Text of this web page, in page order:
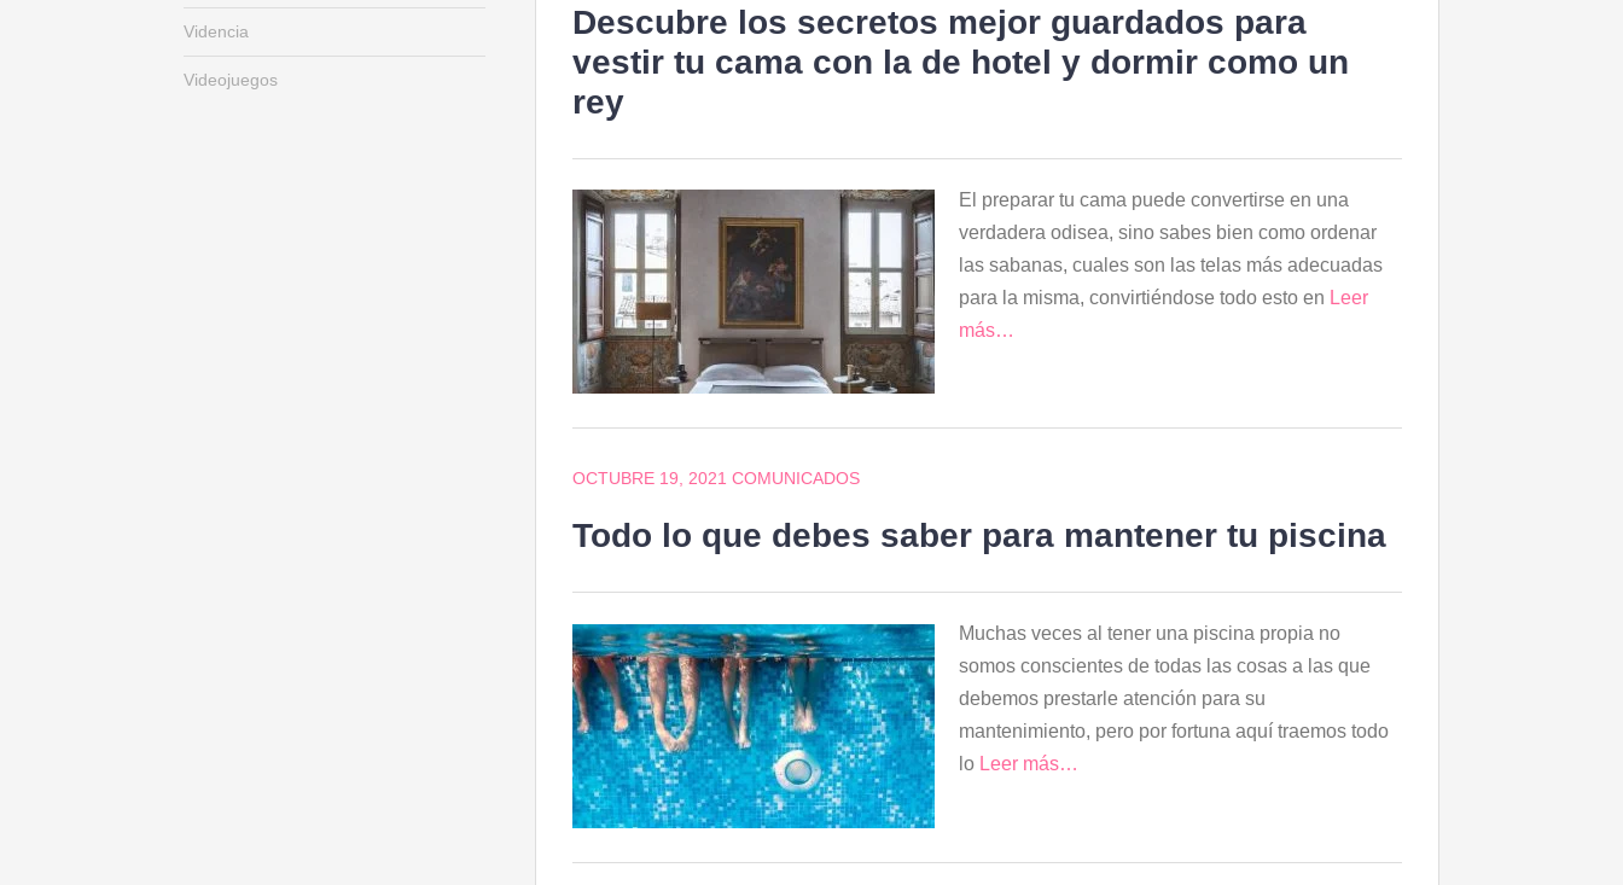
Descubre los secretos mejor guardados para
vestir tu cama con la de hotel y dormir como un
rey
El preparar tu cama puede convertirse en una
verdadera odisea, sino sabes bien como ordenar
las sabanas, cuales son las telas más adecuadas
para la misma, convirtiéndose todo esto en Leer
más…
OCTUBRE 19, 2021 COMUNICADOS
Todo lo que debes saber para mantener tu piscina
Muchas veces al tener una piscina propia no
somos conscientes de todas las cosas a las que
debemos prestarle atención para su
mantenimiento, pero por fortuna aquí traemos todo
lo Leer más…
Videncia
Videojuegos